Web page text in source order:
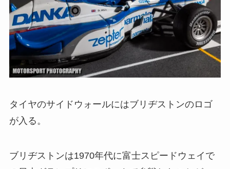
タイヤのサイドウォールにはブリヂストンのロゴ
が入る。
ブリヂストンは1970年代に富士スピードウェイで